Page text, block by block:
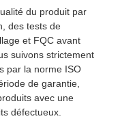
du produit par
des tests de
et FQC avant
suivons strictement
par la norme ISO
de garantie,
avec une
défectueux.